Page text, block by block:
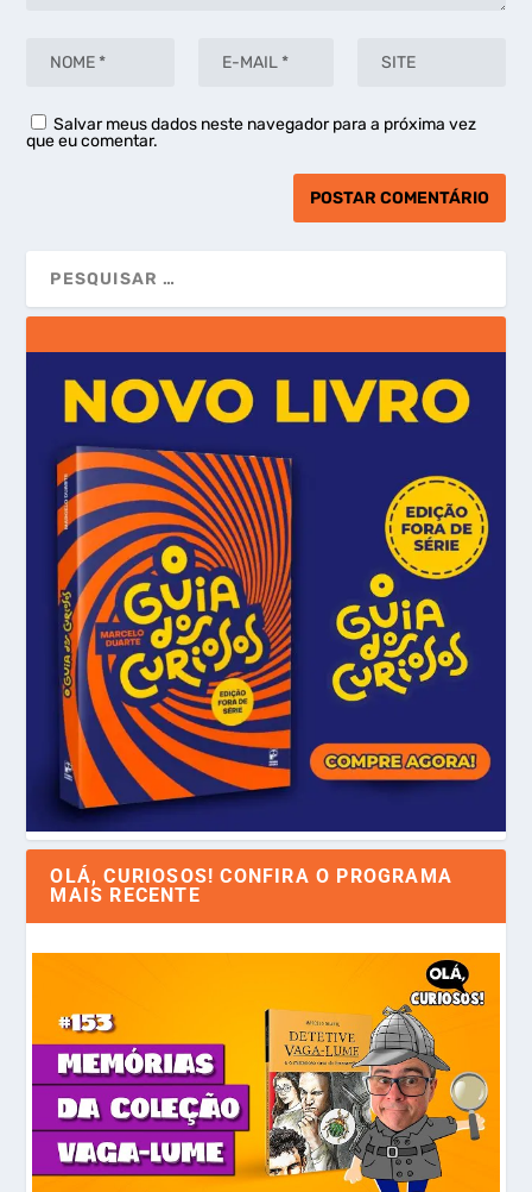
Salvar meus dados neste navegador para a próxima vez
que eu comentar.
OLÁ, CURIOSOS! CONFIRA O PROGRAMA
MAIS RECENTE